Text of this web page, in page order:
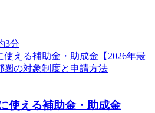
3分
使える補助金・助成金